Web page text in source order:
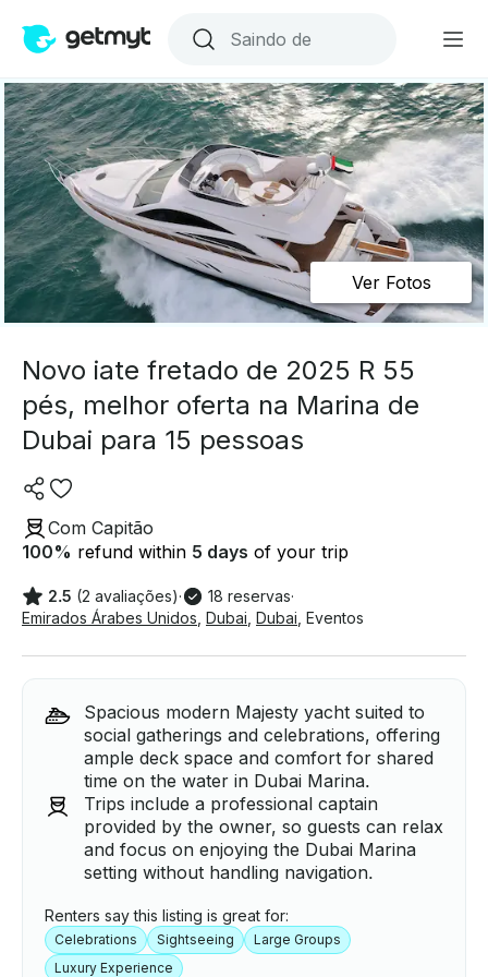
Ver Fotos
Novo iate fretado de 2025 R 55
pés, melhor oferta na Marina de
Dubai para 15 pessoas
Com Capitão
100% refund within 5 days of your trip
2.5 (2 avaliações)· 18 reservas·
Emirados Árabes Unidos Dubai Dubai Eventos
Spacious modern Majesty yacht suited to
social gatherings and celebrations, offering
ample deck space and comfort for shared
time on the water in Dubai Marina.
Trips include a professional captain
provided by the owner, so guests can relax
and focus on enjoying the Dubai Marina
setting without handling navigation.
Renters say this listing is great for:
Celebrations Sightseeing
Large Groups
Luxury Experience